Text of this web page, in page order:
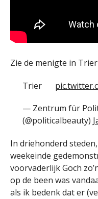
Zie de menigte in Trier
Trier
— Zentrum für
(@politicalbeauty)
In driehonderd
weekeinde
voorvaderlijk Goch
op de been was
als ik bedenk dat er